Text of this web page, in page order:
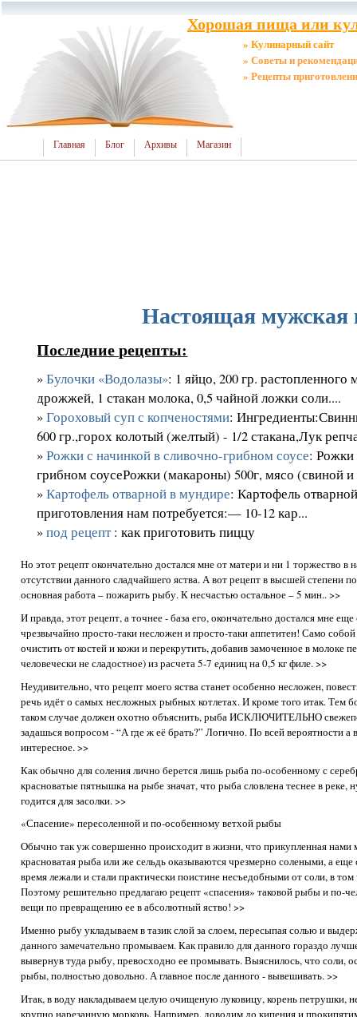
Хорошая пища или
» Кулинарный сайт
» Советы и
» Рецепты
Главная Блог Архивы Магазин
Настоящая мужская
Последние рецепты:
»Булочки «Водолазы»: 1 яйцо, 200 гр. растопленного
дрожжей, 1 стакан молока, 0,5 чайной ложки соли....
»Гороховый суп с копченостями:
600 гр.,горох колотый (желтый) - 1/2 стакана,Лук
»Рожки с начинкой в сливочно-грибном соусе: Рожки
грибном соусеРожки (макароны) 500г, мясо (свиной
»Картофель отварной в мундире: Картофель
приготовления нам потребуется:— 10-12 кар...
»под рецепт: как приготовить пиццу
Но этот рецепт окончательно достался мне от матери и ни 1 торжество в
отсутствии данного сладчайшего яства. А вот рецепт в высшей степени
основная работа – пожарить рыбу. К несчастью остальное – 5 мин.. >>
И правда, этот рецепт, а точнее - база его, окончательно достался мне
чрезвычайно просто-таки несложен и просто-таки аппетитен! Само
очистить от костей и кожи и перекрутить, добавив замоченное в молоке
человечески не сладостное) из расчета 5-7 единиц на 0,5 кг филе. >>
Неудивительно, что рецепт моего яства станет особенно несложен,
речь идёт о самых несложных рыбных котлетах. И кроме того итак. Тем
таком случае должен охотно объяснить, рыба ИСКЛЮЧИТЕЛЬНО
задашься вопросом - “А где ж её брать?” Логично. По всей вероятности а
интересное. >>
Как обычно для соления лично берется лишь рыба по-особенному с
красноватые пятнышка на рыбе значат, что рыба словлена теснее в
годится для засолки. >>
«Спасение» пересоленной и по-особенному ветхой рыбы
Обычно так уж совершенно происходит в жизни, что прикупленная нами
красноватая рыба или же сельдь оказываются чрезмерно солеными, а еще
время лежали и стали практически поистине несъедобными от соли, в
Поэтому решительно предлагаю рецепт «спасения» таковой рыбы и по-
вещи по превращению ее в абсолютный яство! >>
Именно рыбу укладываем в тазик слой за слоем, пересыпая солью и
данного замечательно промываем. Как правило для данного гораздо
вывернув туда рыбу, превосходно ее промывать. Выяснилось, что соли,
рыбы, полностью довольно. А главное после данного - вывешивать. >>
Итак, в воду накладываем целую очищеную луковицу, корень петрушки,
крупно нарезанную морковь. Например, доводим до кипения и